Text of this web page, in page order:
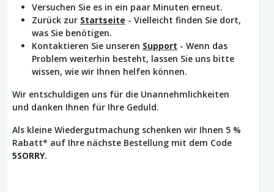
Versuchen Sie es in ein paar Minuten erneut.
Zurück zur Startseite - Vielleicht finden Sie dort,
was Sie benötigen.
Kontaktieren Sie unseren Support - Wenn das
Problem weiterhin besteht, lassen Sie uns bitte
wissen, wie wir Ihnen helfen können.
Wir entschuldigen uns für die Unannehmlichkeiten
und danken Ihnen für Ihre Geduld.
Als kleine Wiedergutmachung schenken wir Ihnen 5 %
Rabatt* auf Ihre nächste Bestellung mit dem Code
5SORRY.